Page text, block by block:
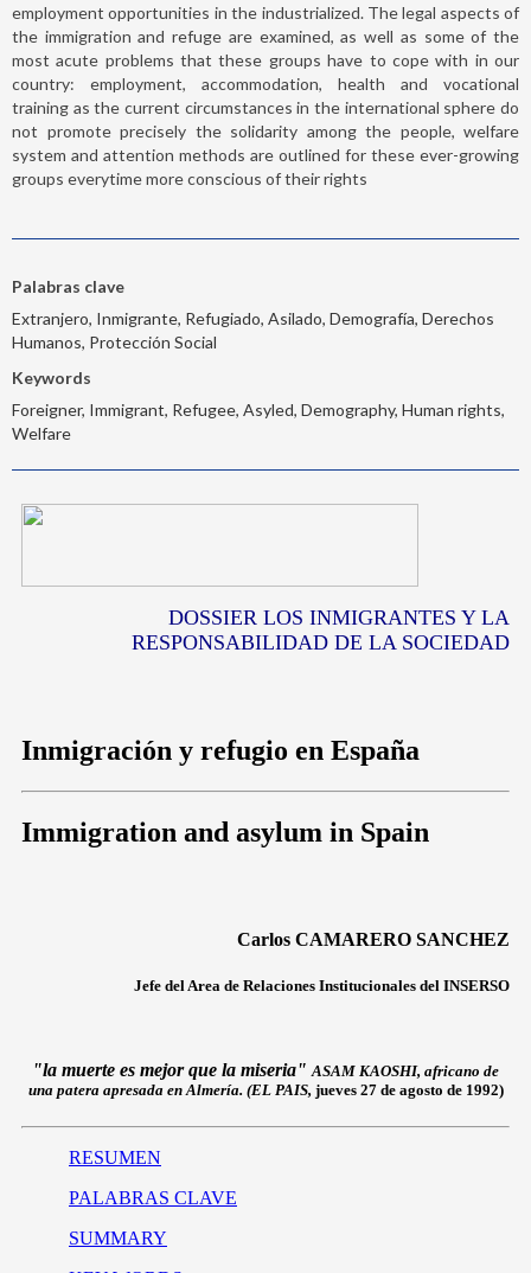
employment opportunities in the industrialized. The legal aspects of
the immigration and refuge are examined, as well as some of the
most acute problems that these groups have to cope with in our
country: employment, accommodation, health and vocational
training as the current circumstances in the international sphere do
not promote precisely the solidarity among the people, welfare
system and attention methods are outlined for these ever-growing
groups everytime more conscious of their rights
Palabras clave
Extranjero, Inmigrante, Refugiado, Asilado, Demografía, Derechos
Humanos, Protección Social
Keywords
Foreigner, Immigrant, Refugee, Asyled, Demography, Human rights,
Welfare